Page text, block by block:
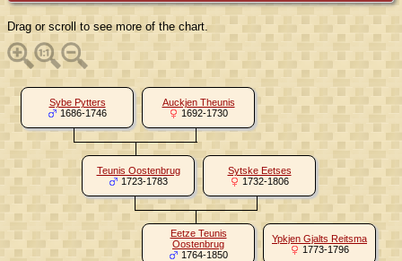
Drag or scroll to see more of the chart.
Sybe Pytters
1686-1746
Auckjen Theunis
1692-1730
Teunis Oostenbrug
1723-1783
Sytske Eetses
1732-1806
Eetze Teunis
Oostenbrug
1764-1850
Ypkjen Gjalts Reitsma
1773-1796